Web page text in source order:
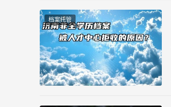
档案托管